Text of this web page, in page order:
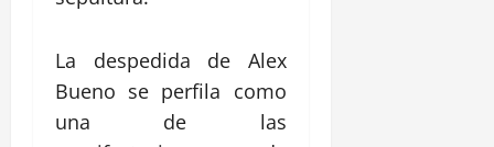
La despedida de Alex
Bueno se perfila como
una de las